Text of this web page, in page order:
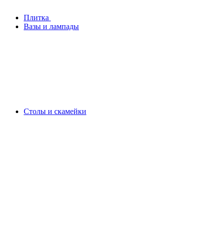
Плитка
Вазы и лампады
Столы и скамейки